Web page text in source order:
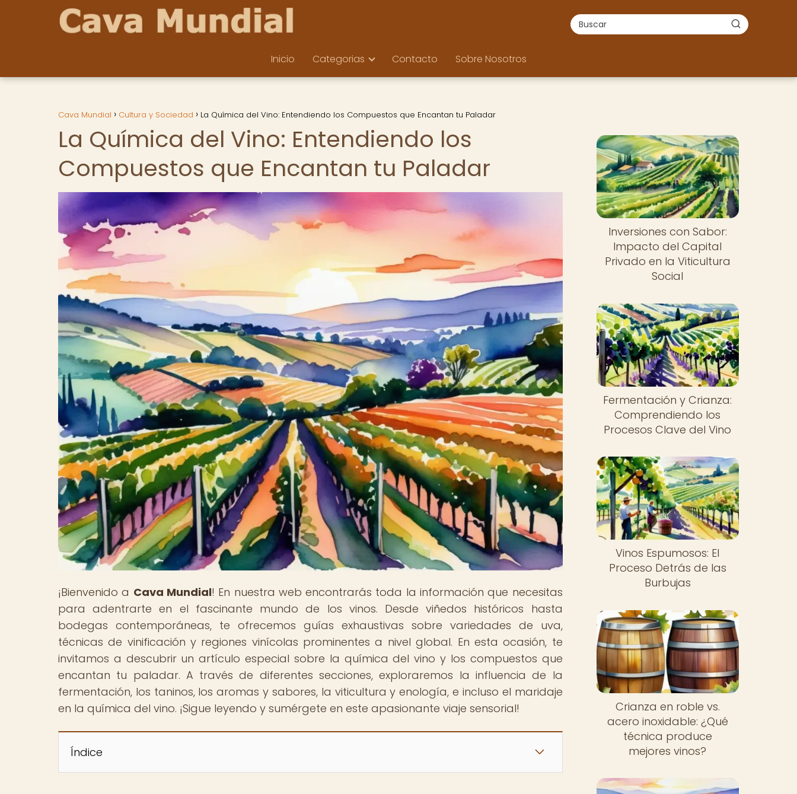
Inicio Categorias Contacto Sobre Nosotros
Cava Mundial Cultura y Sociedad La Química del Vino: Entendiendo los Compuestos que Encantan tu Paladar
La Química del Vino: Entendiendo los
Compuestos que Encantan tu Paladar
¡Bienvenido a Cava Mundial! En nuestra web encontrarás toda la información que necesitas
para adentrarte en el fascinante mundo de los vinos. Desde viñedos históricos hasta
bodegas contemporáneas, te ofrecemos guías exhaustivas sobre variedades de uva,
técnicas de vinificación y regiones vinícolas prominentes a nivel global. En esta ocasión, te
invitamos a descubrir un artículo especial sobre la química del vino y los compuestos que
encantan tu paladar. A través de diferentes secciones, exploraremos la influencia de la
fermentación, los taninos, los aromas y sabores, la viticultura y enología, e incluso el maridaje
en la química del vino. ¡Sigue leyendo y sumérgete en este apasionante viaje sensorial!
Índice
Inversiones con Sabor:
Impacto del Capital
Privado en la Viticultura
Social
Fermentación y Crianza:
Comprendiendo los
Procesos Clave del Vino
Vinos Espumosos: El
Proceso Detrás de las
Burbujas
Crianza en roble vs.
acero inoxidable: ¿Qué
técnica produce
mejores vinos?